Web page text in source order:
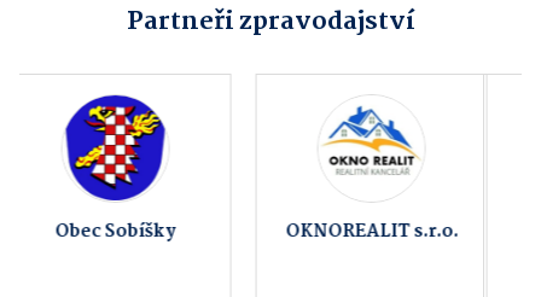
Partneři zpravodajství
Obec Beňov Fitness AVE